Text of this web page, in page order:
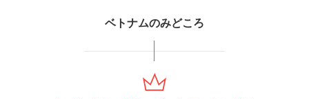
ベトナムのみどころ